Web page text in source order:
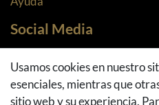
Social Media
Instagram
Pinterest
Usamos cookies en nuestro
esenciales, mientras que
sitio web y su experiencia.